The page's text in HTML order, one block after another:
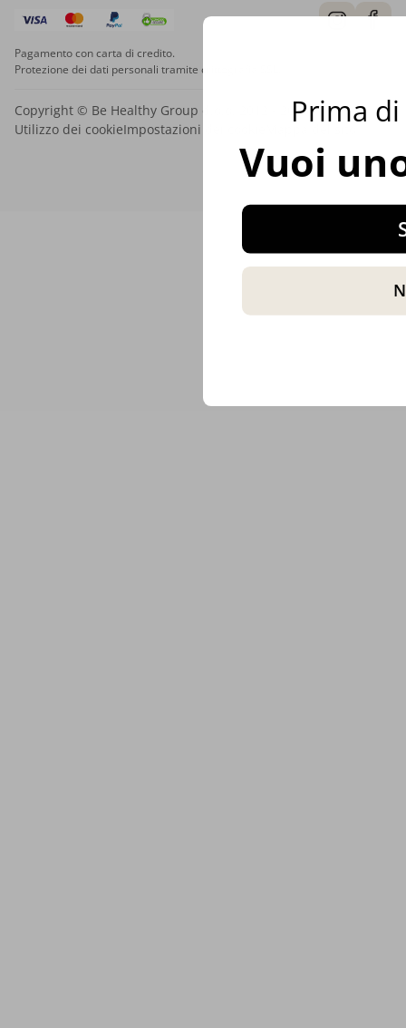
Pagamento con carta di credito.
Protezione dei dati personali tramite crittografia SSL.
Copyright © Be Healthy Group d.o.o. 2012 - 2026
Utilizzo dei cookieImpostazioni dei cookie Prima
Vuoi